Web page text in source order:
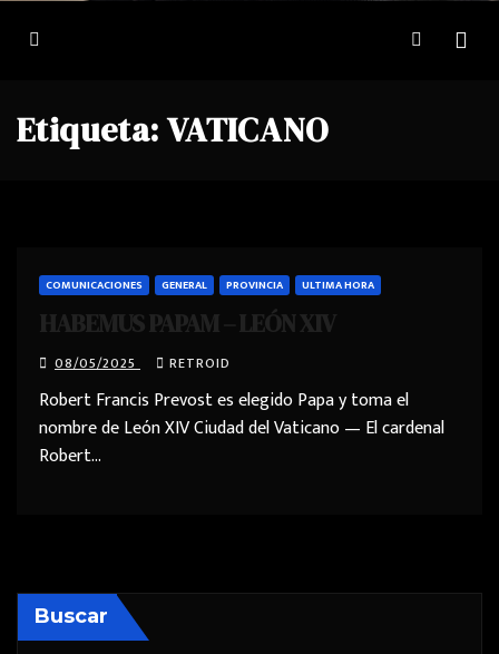
Etiqueta:VATICANO
COMUNICACIONES GENERAL PROVINCIA ULTIMA HORA
HABEMUS PAPAM – LEÓN XIV
08/05/2025 RETROID
Robert Francis Prevost es elegido Papa y toma el
nombre de León XIV Ciudad del Vaticano — El cardenal
Robert…
Buscar